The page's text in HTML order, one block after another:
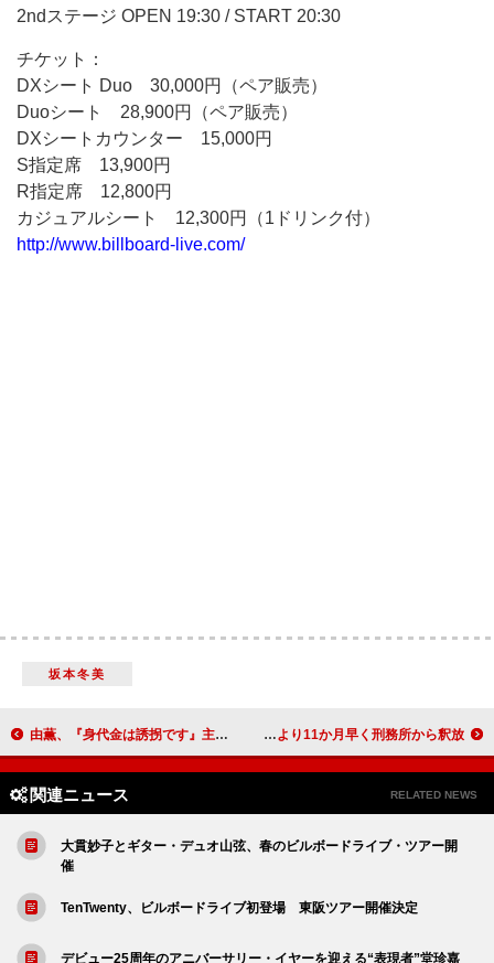
2ndステージ OPEN 19:30 / START 20:30
チケット：
DXシート Duo 30,000円（ペア販売）
Duoシート 28,900円（ペア販売）
DXシートカウンター 15,000円
S指定席 13,900円
R指定席 12,800円
カジュアルシート 12,300円（1ドリンク付）
http://www.billboard-live.com/
坂本冬美
由薫、『身代金は誘拐です』主題歌「echo」配信リリース決定 フェティ・ワップ、予定より11か月早く刑務所から釈放
関連ニュース RELATED NEWS
大貫妙子とギター・デュオ山弦、春のビルボードライブ・ツアー開
催
TenTwenty、ビルボードライブ初登場 東阪ツアー開催決定
デビュー25周年のアニバーサリー・イヤーを迎える“表現者”堂珍嘉